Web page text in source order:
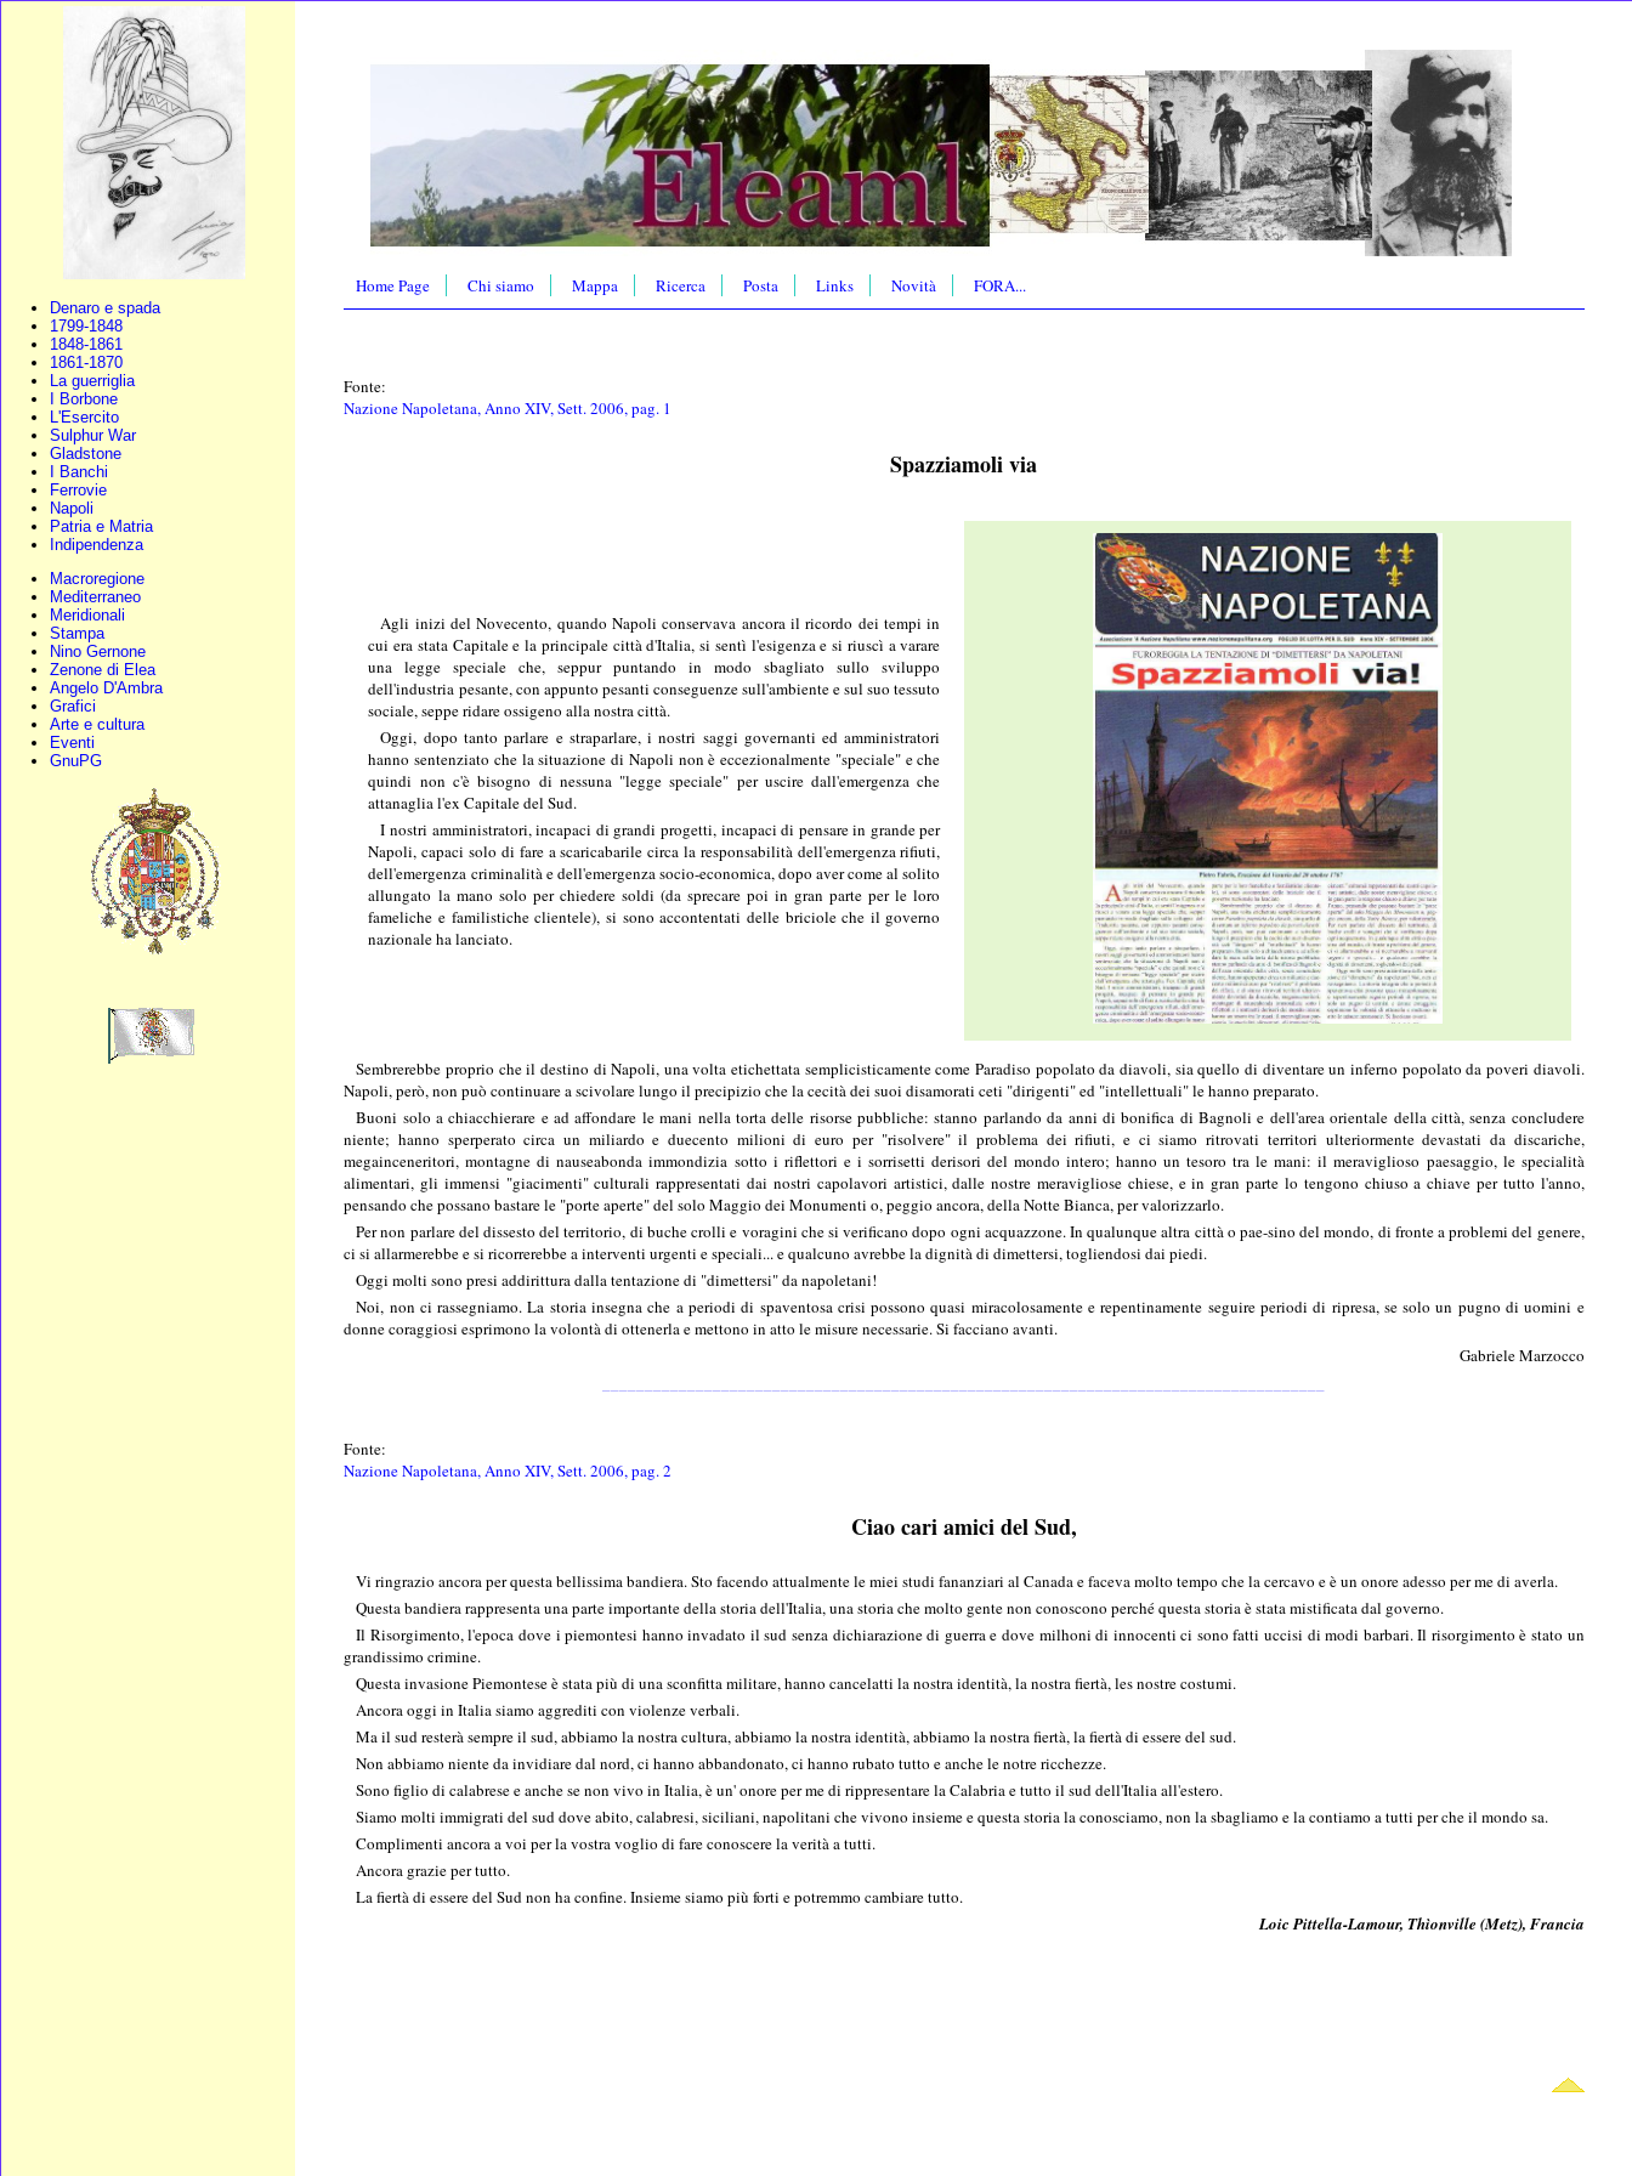
Denaro e spada
1799-1848
1848-1861
1861-1870
La guerriglia
I Borbone
L'Esercito
Sulphur War
Gladstone
I Banchi
Ferrovie
Napoli
Patria e Matria
Indipendenza
Macroregione
Mediterraneo
Meridionali
Stampa
Nino Gernone
Zenone di Elea
Angelo D'Ambra
Grafici
Arte e cultura
Eventi
GnuPG
Home Page Chi siamo Mappa Ricerca Posta Links Novità FORA...
Fonte:
Nazione Napoletana, Anno XIV, Sett. 2006, pag. 1
Spazziamoli via
Agli inizi del Novecento, quando Napoli conservava ancora il ricordo dei tempi in
cui era stata Capitale e la principale città d'Italia, si sentì l'esigenza e si riuscì a varare
una legge speciale che, seppur puntando in modo sbagliato sullo sviluppo
dell'industria pesante, con appunto pesanti conseguenze sull'ambiente e sul suo tessuto
sociale, seppe ridare ossigeno alla nostra città.
Oggi, dopo tanto parlare e straparlare, i nostri saggi governanti ed amministratori
hanno sentenziato che la situazione di Napoli non è eccezionalmente "speciale" e che
quindi non c'è bisogno di nessuna "legge speciale" per uscire dall'emergenza che
attanaglia l'ex Capitale del Sud.
I nostri amministratori, incapaci di grandi progetti, incapaci di pensare in grande per
Napoli, capaci solo di fare a scaricabarile circa la responsabilità dell'emergenza rifiuti,
dell'emergenza criminalità e dell'emergenza socio-economica, dopo aver come al solito
allungato la mano solo per chiedere soldi (da sprecare poi in gran parte per le loro
fameliche e familistiche clientele), si sono accontentati delle briciole che il governo
nazionale ha lanciato.
Sembrerebbe proprio che il destino di Napoli, una volta etichettata semplicisticamente come Paradiso popolato da diavoli, sia quello di diventare un inferno popolato da poveri diavoli.
Napoli, però, non può continuare a scivolare lungo il precipizio che la cecità dei suoi disamorati ceti "dirigenti" ed "intellettuali" le hanno preparato.
Buoni solo a chiacchierare e ad affondare le mani nella torta delle risorse pubbliche: stanno parlando da anni di bonifica di Bagnoli e dell'area orientale della città, senza concludere
niente; hanno sperperato circa un miliardo e duecento milioni di euro per "risolvere" il problema dei rifiuti, e ci siamo ritrovati territori ulteriormente devastati da discariche,
megainceneritori, montagne di nauseabonda immondizia sotto i riflettori e i sorrisetti derisori del mondo intero; hanno un tesoro tra le mani: il meraviglioso paesaggio, le specialità
alimentari, gli immensi "giacimenti" culturali rappresentati dai nostri capolavori artistici, dalle nostre meravigliose chiese, e in gran parte lo tengono chiuso a chiave per tutto l'anno,
pensando che possano bastare le "porte aperte" del solo Maggio dei Monumenti o, peggio ancora, della Notte Bianca, per valorizzarlo.
Per non parlare del dissesto del territorio, di buche crolli e voragini che si verificano dopo ogni acquazzone. In qualunque altra città o pae-sino del mondo, di fronte a problemi del genere,
ci si allarmerebbe e si ricorrerebbe a interventi urgenti e speciali... e qualcuno avrebbe la dignità di dimettersi, togliendosi dai piedi.
Oggi molti sono presi addirittura dalla tentazione di "dimettersi" da napoletani!
Noi, non ci rassegniamo. La storia insegna che a periodi di spaventosa crisi possono quasi miracolosamente e repentinamente seguire periodi di ripresa, se solo un pugno di uomini e
donne coraggiosi esprimono la volontà di ottenerla e mettono in atto le misure necessarie. Si facciano avanti.
Gabriele Marzocco
Fonte:
Nazione Napoletana, Anno XIV, Sett. 2006, pag. 2
Ciao cari amici del Sud,
Vi ringrazio ancora per questa bellissima bandiera. Sto facendo attualmente le miei studi fananziari al Canada e faceva molto tempo che la cercavo e è un onore adesso per me di averla.
Questa bandiera rappresenta una parte importante della storia dell'Italia, una storia che molto gente non conoscono perché questa storia è stata mistificata dal governo.
Il Risorgimento, l'epoca dove i piemontesi hanno invadato il sud senza dichiarazione di guerra e dove milhoni di innocenti ci sono fatti uccisi di modi barbari. Il risorgimento è stato un
grandissimo crimine.
Questa invasione Piemontese è stata più di una sconfitta militare, hanno cancelatti la nostra identità, la nostra fiertà, les nostre costumi.
Ancora oggi in Italia siamo aggrediti con violenze verbali.
Ma il sud resterà sempre il sud, abbiamo la nostra cultura, abbiamo la nostra identità, abbiamo la nostra fiertà, la fiertà di essere del sud.
Non abbiamo niente da invidiare dal nord, ci hanno abbandonato, ci hanno rubato tutto e anche le notre ricchezze.
Sono figlio di calabrese e anche se non vivo in Italia, è un' onore per me di rippresentare la Calabria e tutto il sud dell'Italia all'estero.
Siamo molti immigrati del sud dove abito, calabresi, siciliani, napolitani che vivono insieme e questa storia la conosciamo, non la sbagliamo e la contiamo a tutti per che il mondo sa.
Complimenti ancora a voi per la vostra voglio di fare conoscere la verità a tutti.
Ancora grazie per tutto.
La fiertà di essere del Sud non ha confine. Insieme siamo più forti e potremmo cambiare tutto.
Loic Pittella-Lamour, Thìonville (Metz), Francia